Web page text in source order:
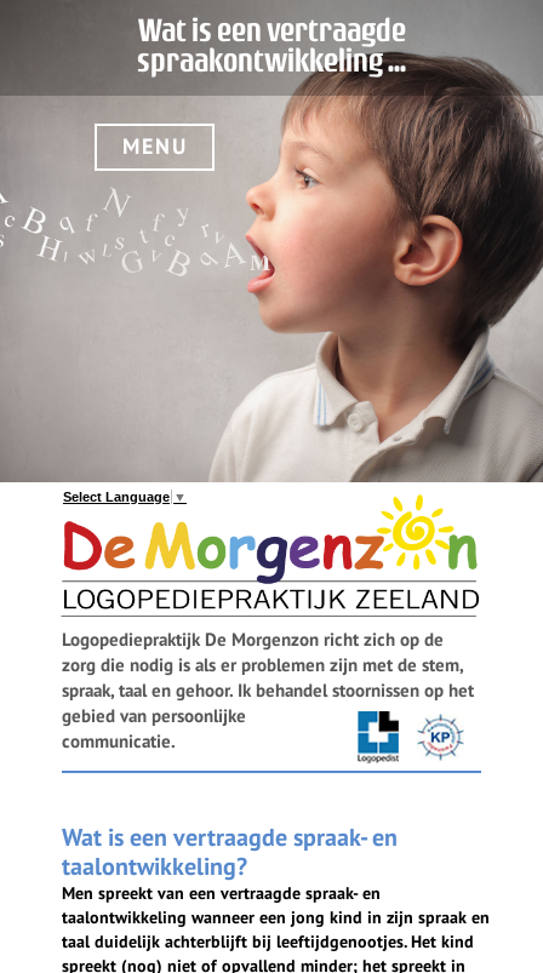
Wat is een vertraagde
spraakontwikkeling ...
MENU
Select Language ▼
Logopediepraktijk De Morgenzon richt zich op de
zorg die nodig is als er problemen zijn met de stem,
spraak, taal en gehoor. Ik behandel stoornissen op het
gebied van persoonlijke
communicatie.
Wat is een vertraagde spraak- en
taalontwikkeling?
Men spreekt van een vertraagde spraak- en
taalontwikkeling wanneer een jong kind in zijn spraak en
taal duidelijk achterblijft bij leeftijdgenootjes. Het kind
spreekt (nog) niet of opvallend minder; het spreekt in